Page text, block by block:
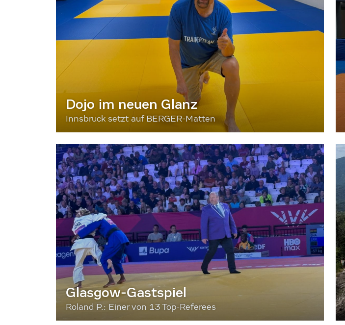
Dojo im neuen Glanz
Innsbruck setzt auf BERGER-Matten
Glasgow-Gastspiel
Roland P.: Einer von 13 Top-Referees